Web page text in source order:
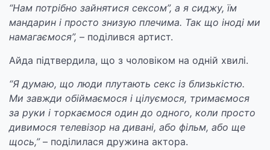
“Нам потрібно зайнятися сексом”, а я сиджу, їм
мандарин і просто знизую плечима. Так що іноді ми
намагаємося”, – поділився артист.
Айда підтвердила, що з чоловіком на одній хвилі.
“Я думаю, що люди плутають секс із близькістю.
Ми завжди обіймаємося і цілуємося, тримаємося
за руки і торкаємося один до одного, коли просто
дивимося телевізор на дивані, або фільм, або ще
щось,”– поділилася дружина актора.